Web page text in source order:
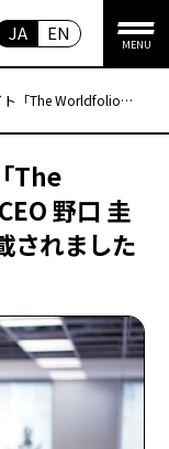
EN
JA
MENU
ト「The Worldfolio」
The
野口 圭
されました